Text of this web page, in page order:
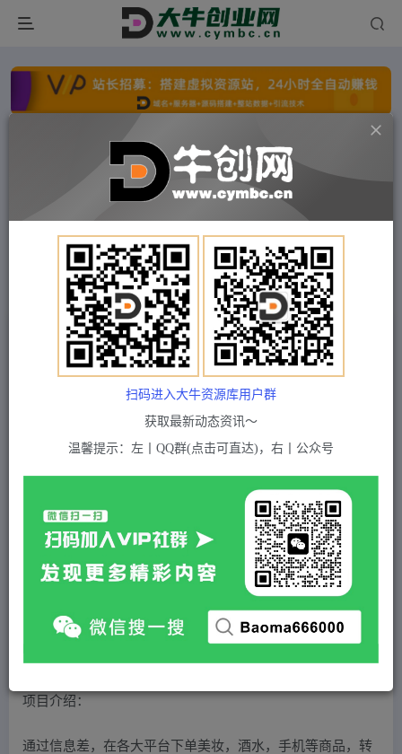
点击开通分站+ 每日收入300+
文字广告火爆招租 文字广告火爆招租
文字广告火爆招租
文字广告火爆招租 文字广告火爆招租
付费项目 冒泡网 正文
外面收费388的电商回收项目，一单利润100+
Train03
关注
外面收费388的电商回收项目，一单利润100+
黄金会员 2 超级会员(永久VIP) 免费
登录购买
站长QQ：1970819299
验证码错误，网址最后 pwd 前面的 ? 换成 &
项目介绍：
通过信息差，在各大平台下单美妆，酒水，手机等商品，转
扫码进入大牛资源库用户群
获取最新动态资讯～
温馨提示：左丨QQ群(点击可直达)，右丨公众号